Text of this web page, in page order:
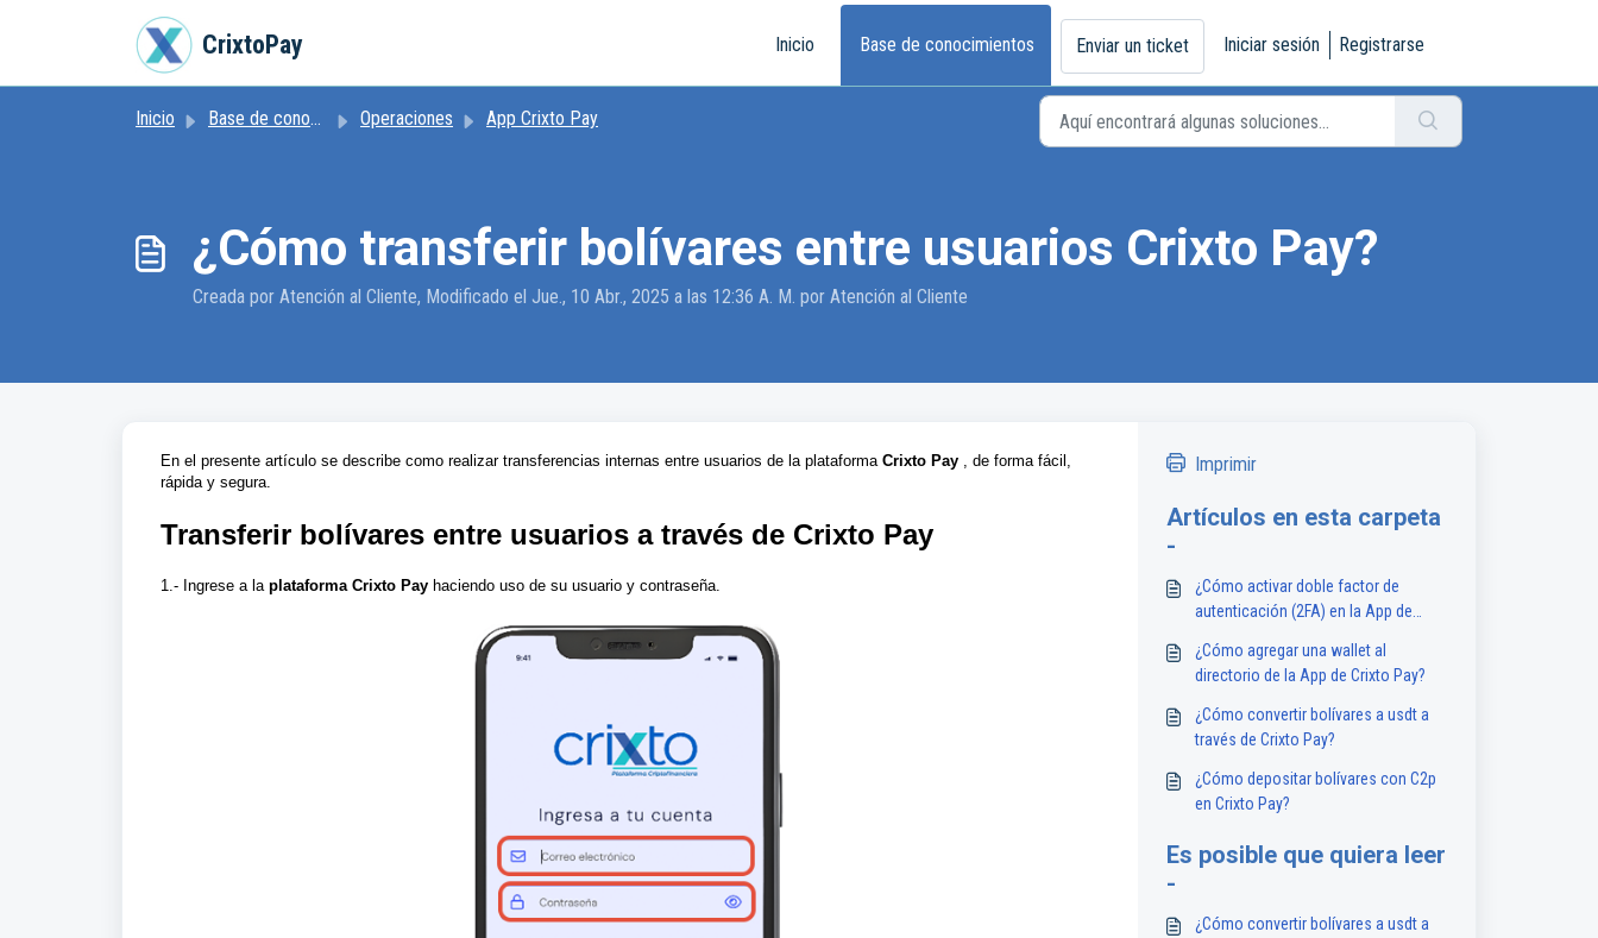
CrixtoPay Inicio Base de conocimientos Enviar un ticket Iniciar sesión Registrarse
Inicio Base de conocimientos Operaciones App Crixto Pay
¿Cómo transferir bolívares entre usuarios Crixto Pay?
Creada por Atención al Cliente, Modificado el Jue., 10 Abr., 2025 a las 12:36 A. M. por Atención al Cliente
En el presente artículo se describe como realizar transferencias internas entre usuarios de la plataforma Crixto Pay , de forma fácil,
rápida y segura.
Transferir bolívares entre usuarios a través de Crixto Pay
1.- Ingrese a la plataforma Crixto Pay haciendo uso de su usuario y contraseña.
Imprimir
Artículos en esta carpeta
-
¿Cómo activar doble factor de
autenticación (2FA) en la App de
¿Cómo agregar una wallet al
directorio de la App de Crixto Pay?
¿Cómo convertir bolívares a usdt a
través de Crixto Pay?
¿Cómo depositar bolívares con C2p
en Crixto Pay?
Es posible que quiera leer
-
¿Cómo convertir bolívares a usdt a